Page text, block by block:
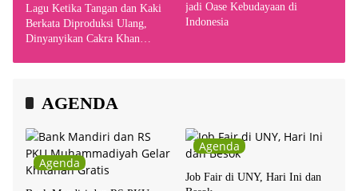
Lagu Ketika Tangan dan Kaki
Berkata Diproduksi Ulang,
Dinyanyikan Cakra Khan
jadi Oase Kebudayaan di
Indonesia
AGENDA
Agenda
Agenda
Job Fair di UNY, Hari Ini dan